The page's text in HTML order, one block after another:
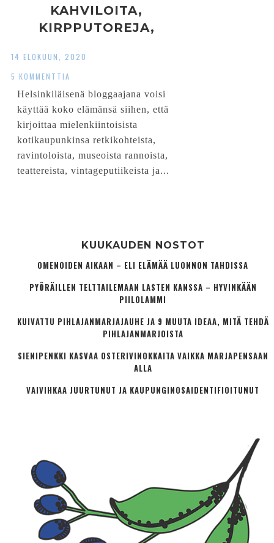
KAHVILOITA,
KIRPPUTOREJA,
METSÄSSÄ
14 ELOKUUN, 2020
5 KOMMENTTIA
Helsinkiläisenä bloggaajana voisi
käyttää koko elämänsä siihen, että
kirjoittaa mielenkiintoisista
kotikaupunkinsa retkikohteista,
ravintoloista, museoista rannoista,
teattereista, vintageputiikeista ja...
KUUKAUDEN NOSTOT
OMENOIDEN AIKAAN – ELI ELÄMÄÄ LUONNON TAHDISSA
PYÖRÄILLEN TELTTAILEMAAN LASTEN KANSSA – HYVINKÄÄN
PIILOLAMMI
KUIVATTU PIHLAJANMARJAJAUHE JA 9 MUUTA IDEAA, MITÄ TEHDÄ
PIHLAJANMARJOISTA
SIENIPENKKI KASVAA OSTERIVINOKKAITA VAIKKA MARJAPENSAAN
ALLA
VAIVIHKAA JUURTUNUT JA KAUPUNGINOSA­IDENTIFIOITUNUT